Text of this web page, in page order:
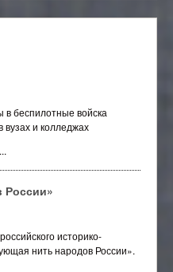
в беспилотные войска
вузах и колледжах
России»
историко-
нить народов России».